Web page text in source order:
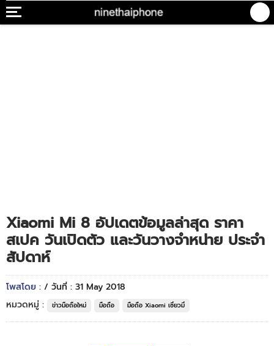
Xiaomi Mi 8 อัปเดตข้อมูลล่าสุด ราคา
สเปค วันเปิดตัว และวันวางจำหน่าย ประจำ
สัปดาห์
โพสโดย : / วันที่ : 31 May 2018
หมวดหมู่ :
ข่าวมือถือใหม่ มือถือ มือถือ Xiaomi เซี่ยวมี่